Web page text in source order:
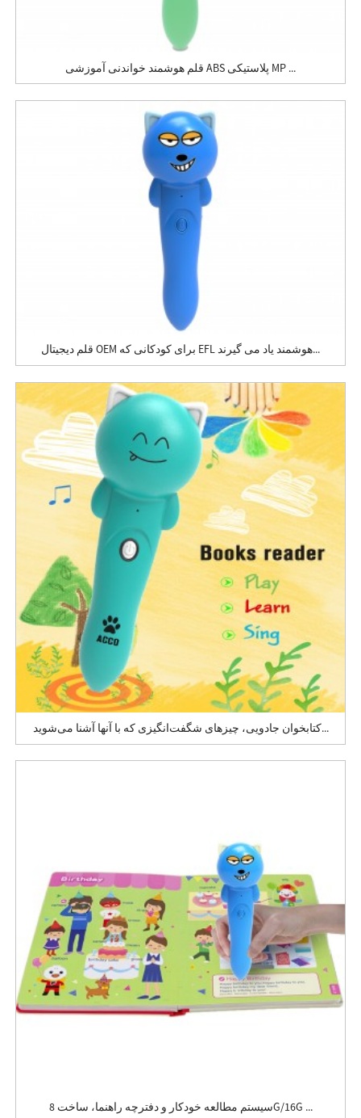
قلم هوشمند خواندنی آموزشی ABS پلاستیکی MP ...
قلم دیجیتال OEM برای کودکانی که EFL هوشمند یاد می گیرند...
کتابخوان جادویی، چیزهای شگفت‌انگیزی که با آنها آشنا می‌شوید...
سیستم مطالعه خودکار و دفترچه راهنما، ساخت 8G/16G ...